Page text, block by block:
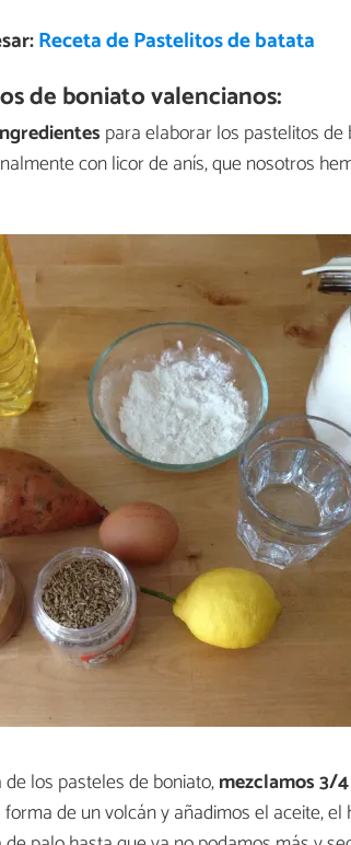
Receta de Pastelitos de batata
de boniato valencianos:
para elaborar los pastelitos de
con licor de anís, que nosotros
los pasteles de boniato,mezclamos 3/
de un volcán y añadimos el aceite,